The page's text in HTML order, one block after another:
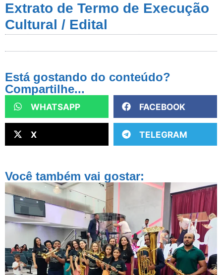
Extrato de Termo de Execução
Cultural / Edital
Está gostando do conteúdo?
Compartilhe...
WHATSAPP FACEBOOK
X TELEGRAM
Você também vai gostar: